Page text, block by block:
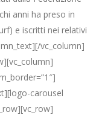
anni ha preso in
e iscritti nei relativi
vc_column]
carousel